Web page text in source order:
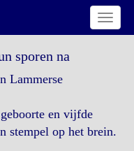
Toggle
sporen na
Lammerse
en vijfde
stempel op het brein.